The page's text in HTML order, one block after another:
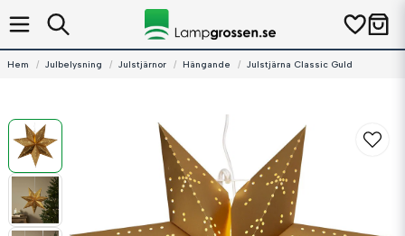
Hem Julbelysning Julstjärnor Hängande Julstjärna Classic Guld